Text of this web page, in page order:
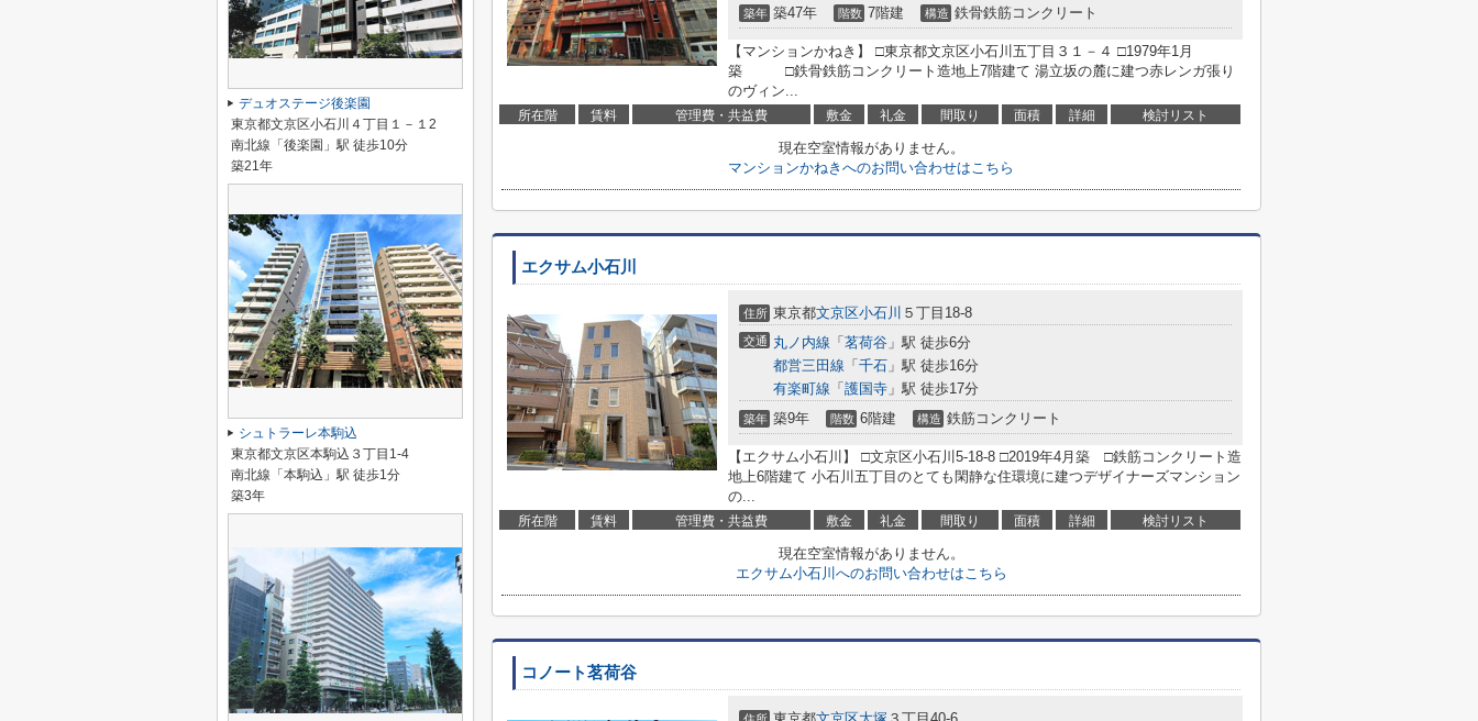
築年 築47年 階数 7階建 構造 鉄骨鉄筋コンクリート
【マンションかねき】 □東京都文京区小石川五丁目３１－４ □1979年1月
築 □鉄骨鉄筋コンクリート造地上7階建て 湯立坂の麓に建つ赤レンガ張り
のヴィン...
所在階 賃料 管理費・共益費 敷金 礼金 間取り 面積 詳細 検討リスト
現在空室情報がありません。
マンションかねきへのお問い合わせはこちら
エクサム小石川
住所 東京都文京区小石川 ５丁目18-8
交通 丸ノ内線 「 茗荷谷 」駅 徒歩6分
都営三田線 「 千石 」駅 徒歩16分
有楽町線 「 護国寺 」駅 徒歩17分
築年 築9年 階数 6階建 構造 鉄筋コンクリート
【エクサム小石川】 □文京区小石川5-18-8 □2019年4月築 □鉄筋コンクリート造
地上6階建て 小石川五丁目のとても閑静な住環境に建つデザイナーズマンション
の...
所在階 賃料 管理費・共益費 敷金 礼金 間取り 面積 詳細 検討リスト
現在空室情報がありません。
エクサム小石川へのお問い合わせはこちら
コノート茗荷谷
デュオステージ後楽園
東京都文京区小石川４丁目１－１2
南北線「後楽園」駅 徒歩10分
築21年
シュトラーレ本駒込
東京都文京区本駒込３丁目1-4
南北線「本駒込」駅 徒歩1分
築3年